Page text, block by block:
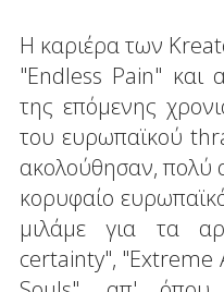
Η καριέρα των
"Endless Pain" και
της επόμενης
του ευρωπαϊκού
ακολούθησαν, πολύ
κορυφαίο
μιλάμε για τα
certainty", "Extreme